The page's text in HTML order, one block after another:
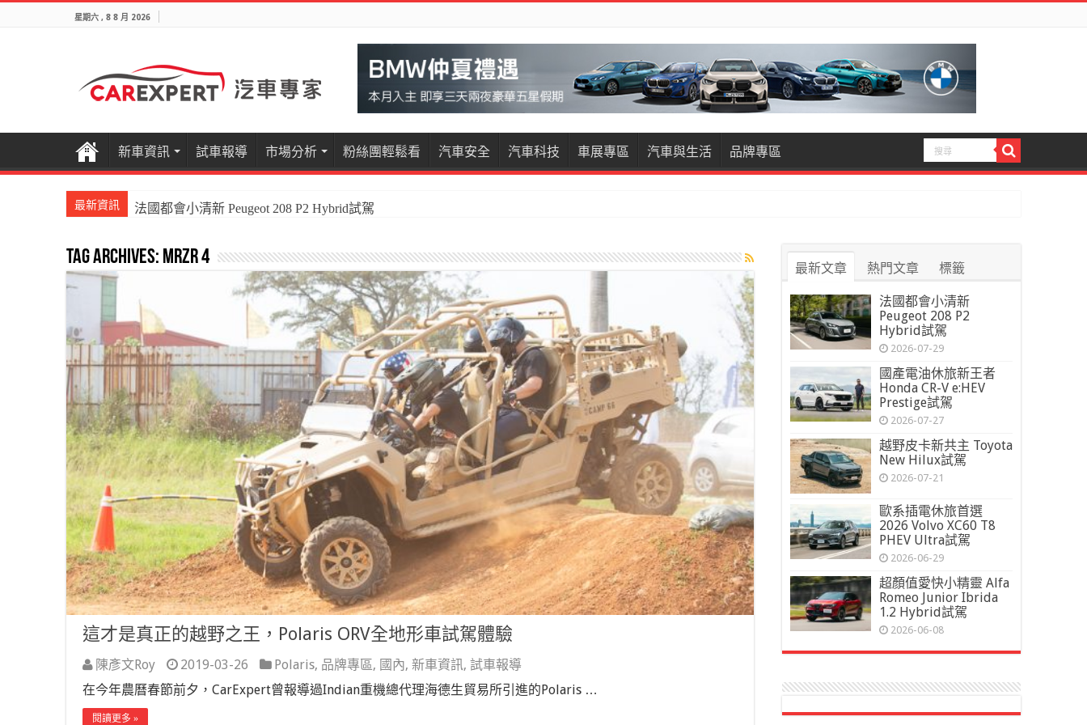
星期六 , 8 8 月 2026
新車資訊 試車報導 市場分析 粉絲團輕鬆看 汽車安全 汽車科技 車展專區 汽車與生活 品牌專區
最新資訊 法國都會小清新 Peugeot 208 P2 Hybrid試駕
Tag Archives: MRZR 4
這才是真正的越野之王，Polaris ORV全地形車試駕體驗
陳彥文Roy 2019-03-26 Polaris, 品牌專區, 國內, 新車資訊, 試車報導
在今年農曆春節前夕，CarExpert曾報導過Indian重機總代理海德生貿易所引進的Polaris …
閱讀更多 »
最新文章 熱門文章 標籤
法國都會小清新
Peugeot 208 P2
Hybrid試駕
2026-07-29
國產電油休旅新王者
Honda CR-V e:HEV
Prestige試駕
2026-07-27
越野皮卡新共主 Toyota
New Hilux試駕
2026-07-21
歐系插電休旅首選
2026 Volvo XC60 T8
PHEV Ultra試駕
2026-06-29
超顏值愛快小精靈 Alfa
Romeo Junior Ibrida
1.2 Hybrid試駕
2026-06-08